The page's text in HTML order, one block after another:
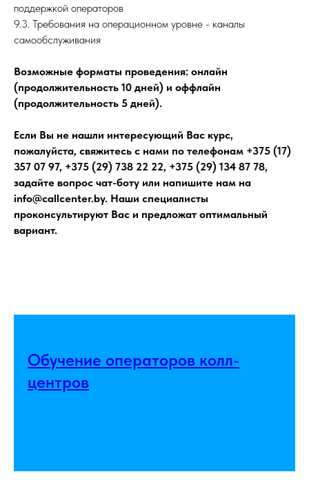
поддержкой операторов
9.3. Требования на операционном уровне - каналы
самообслуживания
Возможные форматы проведения: онлайн
(продолжительность 10 дней) и оффлайн
(продолжительность 5 дней).
Если Вы не нашли интересующий Вас курс,
пожалуйста, свяжитесь с нами по телефонам +375 (17)
357 07 97, +375 (29) 738 22 22, +375 (29) 134 87 78,
задайте вопрос чат-боту или напишите нам на
info@callcenter.by. Наши специалисты
проконсультируют Вас и предложат оптимальный
вариант.
Обучение операторов колл-
центров